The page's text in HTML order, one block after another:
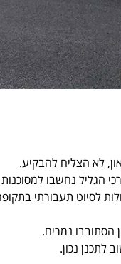
לא הצליח להבקיע.
לסיוט תעבורתי
הסתובבו נמרים.
לתכנן נכון.